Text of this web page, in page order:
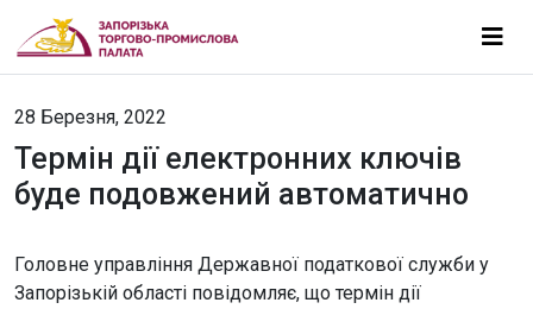
28 Березня, 2022
Термін дії електронних ключів
буде подовжений автоматично
Головне управління Державної податкової служби у
Запорізькій області повідомляє, що термін дії